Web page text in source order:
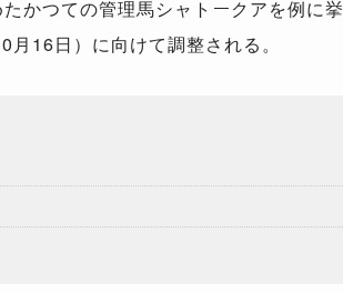
かつての管理馬シャトークアを例に挙
16日）に向けて調整される。